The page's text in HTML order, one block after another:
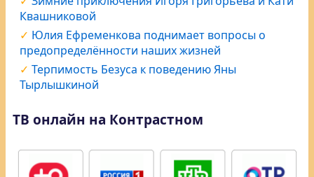
Квашниковой
Юлия Ефременкова поднимает вопросы о
предопределённости наших жизней
Терпимость Безуса к поведению Яны
Тырлышкиной
ТВ онлайн на Контрастном